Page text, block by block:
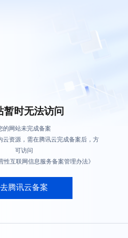
暂时无法访问
的网站未完成备案
云资源，需在腾讯云完成备案后，方
可访问
性互联网信息服务备案管理办法》
去腾讯云备案